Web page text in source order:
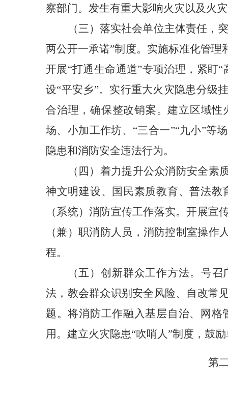
察部门。发生有重大影响火灾以及火
（三）落实社会单位主体责任，
两公开一承诺”制度。实施标准化管
开展“打通生命通道”专项治理，紧盯
设“平安乡”。实行重大火灾隐患分级
合治理，确保整改销案。建立区域
场、小加工作坊、“三合一”“九小”等
隐患和消防安全违法行为。
（四）着力提升公众消防安全素
神文明建设、国民素质教育、普法
（系统）消防宣传工作落实。开展
（兼）职消防人员，消防控制室操
程。
（五）创新群众工作方法。 号召
法，教会群众识别安全风险、自改常
题。将消防工作融入基层自治、网
用。建立火灾隐患“吹哨人”制度，鼓
第